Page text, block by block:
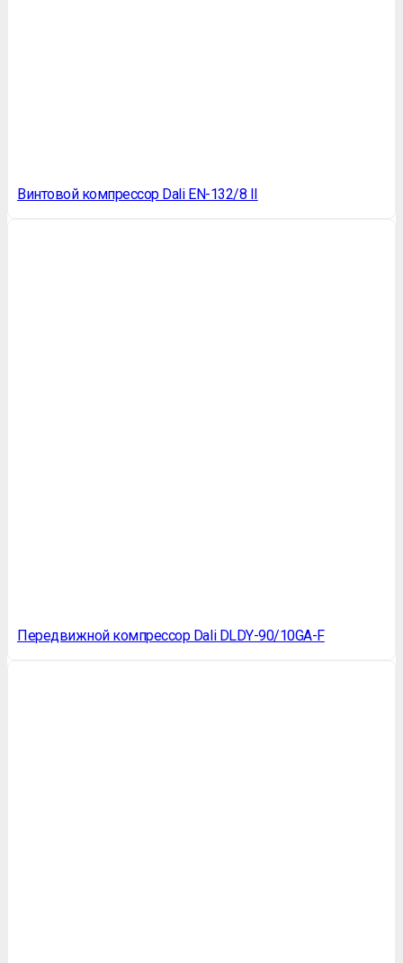
Винтовой компрессор Dali EN-132/8 II
Передвижной компрессор Dali DLDY-90/10GA-F